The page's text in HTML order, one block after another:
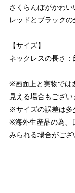
さくらんぼがかわい
レッドとブラックの
【サイズ】
ネックレスの長さ：
※画面上と実物では
見える場合もござい
※サイズの誤差は多
※海外生産品の為、
みられる場合がござ